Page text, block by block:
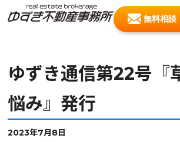
無料相談
ゆずき通信第22号『
悩み』発行
2023年7月8日